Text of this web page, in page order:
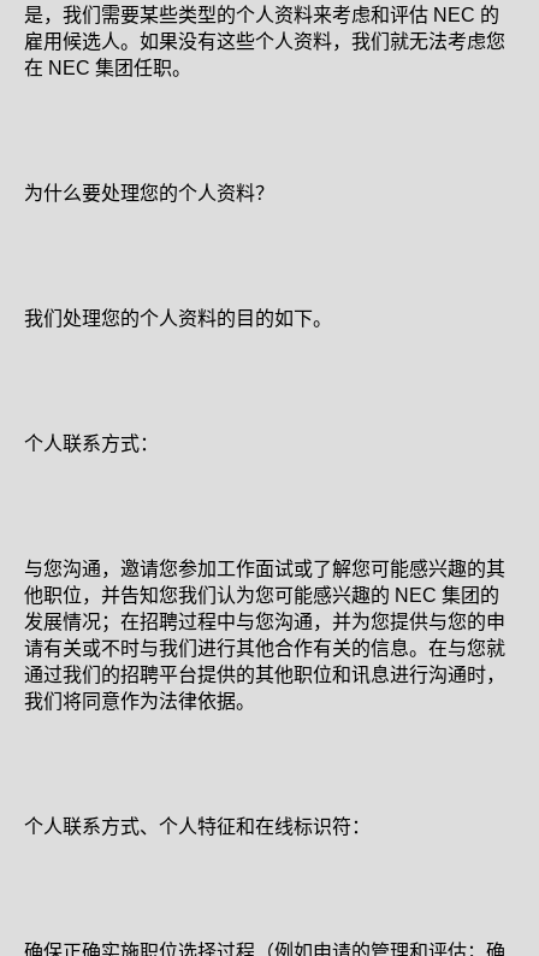
是，我们需要某些类型的个人资料来考虑和评估 NEC 的
雇用候选人。如果没有这些个人资料，我们就无法考虑您
在 NEC 集团任职。
为什么要处理您的个人资料？
我们处理您的个人资料的目的如下。
个人联系方式：
与您沟通，邀请您参加工作面试或了解您可能感兴趣的其
他职位，并告知您我们认为您可能感兴趣的 NEC 集团的
发展情况；在招聘过程中与您沟通，并为您提供与您的申
请有关或不时与我们进行其他合作有关的信息。在与您就
通过我们的招聘平台提供的其他职位和讯息进行沟通时，
我们将同意作为法律依据。
个人联系方式、个人特征和在线标识符：
确保正确实施职位选择过程（例如申请的管理和评估；确